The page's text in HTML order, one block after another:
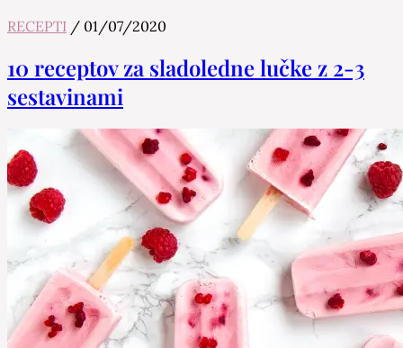
RECEPTI / 01/07/2020
10 receptov za sladoledne lučke z 2-3
sestavinami